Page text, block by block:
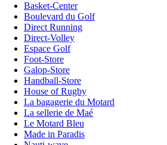
Basket-Center
Boulevard du Golf
Direct Running
Direct-Volley
Espace Golf
Foot-Store
Galop-Store
Handball-Store
House of Rugby
La bagagerie du Motard
La sellerie de Maé
Le Motard Bleu
Made in Paradis